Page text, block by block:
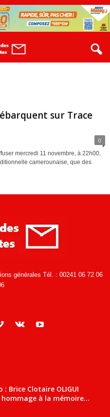
sur Trace
0
mercredi 11 novembre, à 22h00,
camerounaise, que des
générales Tél. : 00241 06 72 06
: Brice Clotaire OLIGUI
hommage à la mémoire...